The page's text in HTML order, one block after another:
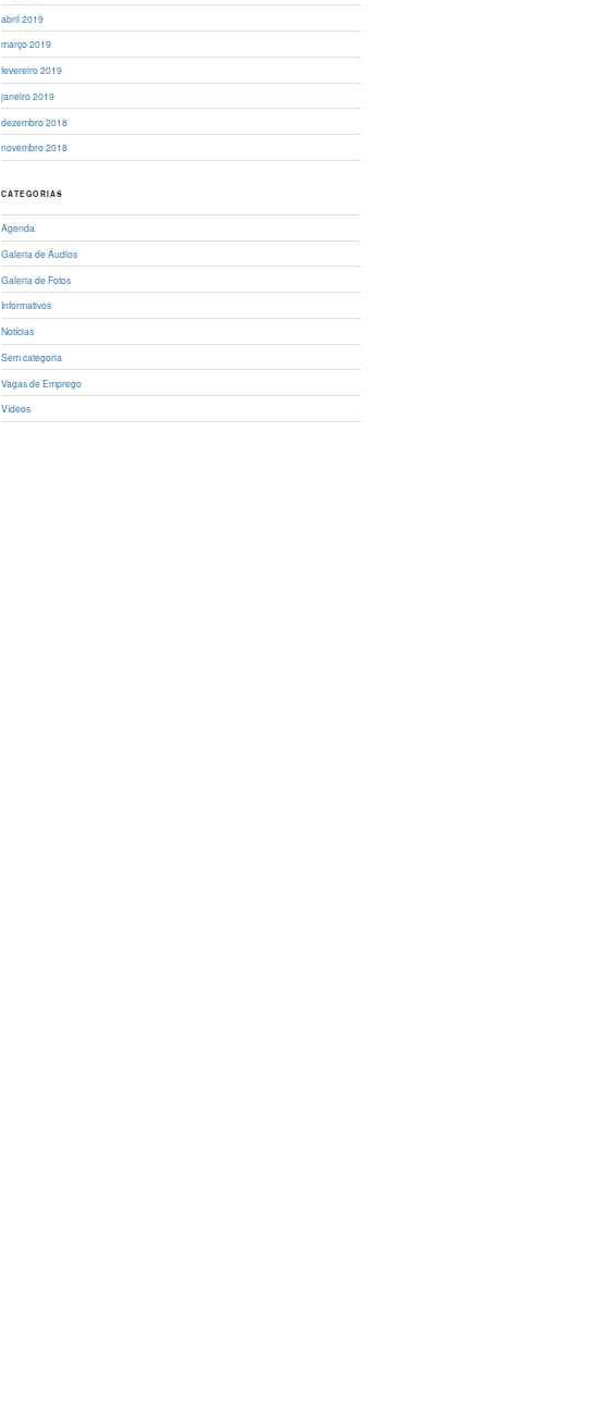
abril 2019
março 2019
fevereiro 2019
janeiro 2019
dezembro 2018
novembro 2018
CATEGORIAS
Agenda
Galeria de Áudios
Galeria de Fotos
Informativos
Notícias
Sem categoria
Vagas de Emprego
Vídeos